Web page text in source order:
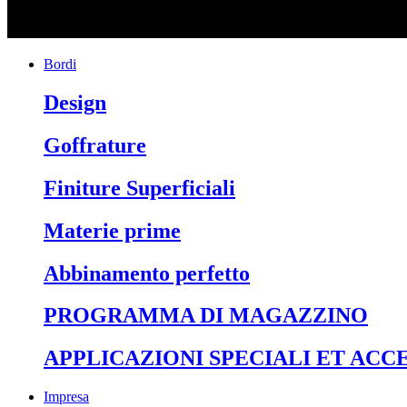
Bordi
Design
Goffrature
Finiture Superficiali
Materie prime
Abbinamento perfetto
PROGRAMMA DI MAGAZZINO
APPLICAZIONI SPECIALI ET
Impresa